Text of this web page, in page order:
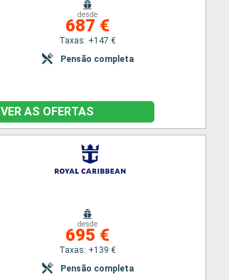
desde
687 €
Taxas: +147 €
Pensão completa
VER AS OFERTAS
desde
695 €
Taxas: +139 €
Pensão completa